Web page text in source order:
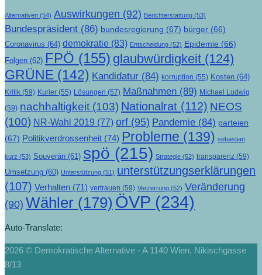
Alternativen (54) Auswirkungen (92) Berichterstattung (53)
Bundespräsident (86) bundesregierung (67) bürger (66)
Coronavirus (64) demokratie (83) Entscheidung (52) Epidemie (66)
Folgen (62) FPÖ (155) glaubwürdigkeit (124)
GRÜNE (142) Kandidatur (84) korruption (55) Kosten (64)
Kritik (59) Kurier (55) Lösungen (57) Maßnahmen (89) Michael Ludwig
(59) nachhaltigkeit (103) Nationalrat (112) NEOS
(100) NR-Wahl 2019 (77) orf (95) Pandemie (84) parteien
(67) Politikverdrossenheit (74) Probleme (139) sebastian
kurz (53) Souverän (61) spö (215) Strategie (52) transparenz (59)
Umsetzung (60) Unterstützung (51) unterstützungserklärungen
(107) Verhalten (71) vertrauen (59) Verzerrung (52) Veränderung
(90) Wähler (179) ÖVP (234)
Auto-Translate:
2026 © Demokratische Alternative - A 1140 Wien, Nikischgasse
8/13